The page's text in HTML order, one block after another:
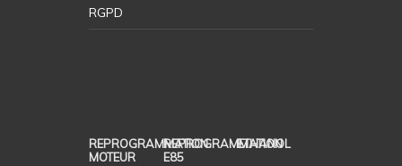
RGPD
REPROGRAMMATION
MOTEUR
REPROGRAMMATION
E85
ETHANOL